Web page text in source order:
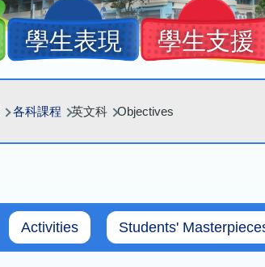
學生表現 學生支援
各科課程 英文科 Objectives
Activities Students'